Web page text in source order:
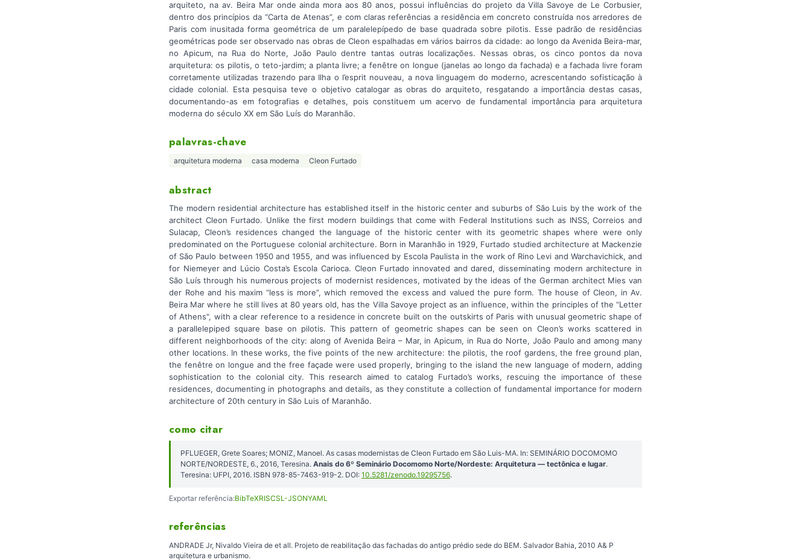
arquiteto, na av. Beira Mar onde ainda mora aos 80 anos, possui influências do projeto da Villa Savoye de Le Corbusier,
dentro dos princípios da “Carta de Atenas”, e com claras referências a residência em concreto construída nos arredores de
Paris com inusitada forma geométrica de um paralelepípedo de base quadrada sobre pilotis. Esse padrão de residências
geométricas pode ser observado nas obras de Cleon espalhadas em vários bairros da cidade: ao longo da Avenida Beira-mar,
no Apicum, na Rua do Norte, João Paulo dentre tantas outras localizações. Nessas obras, os cinco pontos da nova
arquitetura: os pilotis, o teto-jardim; a planta livre; a fenêtre on longue (janelas ao longo da fachada) e a fachada livre foram
corretamente utilizadas trazendo para Ilha o l’esprit nouveau, a nova linguagem do moderno, acrescentando sofisticação à
cidade colonial. Esta pesquisa teve o objetivo catalogar as obras do arquiteto, resgatando a importância destas casas,
documentando-as em fotografias e detalhes, pois constituem um acervo de fundamental importância para arquitetura
moderna do século XX em São Luís do Maranhão.
palavras-chave
arquitetura moderna casa moderna Cleon Furtado
abstract
The modern residential architecture has established itself in the historic center and suburbs of São Luis by the work of the
architect Cleon Furtado. Unlike the first modern buildings that come with Federal Institutions such as INSS, Correios and
Sulacap, Cleon’s residences changed the language of the historic center with its geometric shapes where were only
predominated on the Portuguese colonial architecture. Born in Maranhão in 1929, Furtado studied architecture at Mackenzie
of São Paulo between 1950 and 1955, and was influenced by Escola Paulista in the work of Rino Levi and Warchavichick, and
for Niemeyer and Lúcio Costa’s Escola Carioca. Cleon Furtado innovated and dared, disseminating modern architecture in
São Luís through his numerous projects of modernist residences, motivated by the ideas of the German architect Mies van
der Rohe and his maxim “less is more”, which removed the excess and valued the pure form. The house of Cleon, in Av.
Beira Mar where he still lives at 80 years old, has the Villa Savoye project as an influence, within the principles of the “Letter
of Athens", with a clear reference to a residence in concrete built on the outskirts of Paris with unusual geometric shape of
a parallelepiped square base on pilotis. This pattern of geometric shapes can be seen on Cleon’s works scattered in
different neighborhoods of the city: along of Avenida Beira – Mar, in Apicum, in Rua do Norte, João Paulo and among many
other locations. In these works, the five points of the new architecture: the pilotis, the roof gardens, the free ground plan,
the fenêtre on longue and the free façade were used properly, bringing to the island the new language of modern, adding
sophistication to the colonial city. This research aimed to catalog Furtado’s works, rescuing the importance of these
residences, documenting in photographs and details, as they constitute a collection of fundamental importance for modern
architecture of 20th century in São Luis of Maranhão.
como citar
PFLUEGER, Grete Soares; MONIZ, Manoel. As casas modernistas de Cleon Furtado em São Luis-MA. In: SEMINÁRIO DOCOMOMO
NORTE/NORDESTE, 6., 2016, Teresina. Anais do 6º Seminário Docomomo Norte/Nordeste: Arquitetura — tectônica e lugar.
Teresina: UFPI, 2016. ISBN 978-85-7463-919-2. DOI: 10.5281/zenodo.19295756.
Exportar referência:BibTeXRISCSL-JSONYAML
referências
ANDRADE Jr, Nivaldo Vieira de et all. Projeto de reabilitação das fachadas do antigo prédio sede do BEM. Salvador Bahia, 2010 A& P
arquitetura e urbanismo.